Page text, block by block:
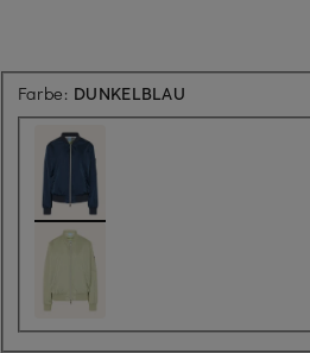
Farbe: DUNKELBLAU